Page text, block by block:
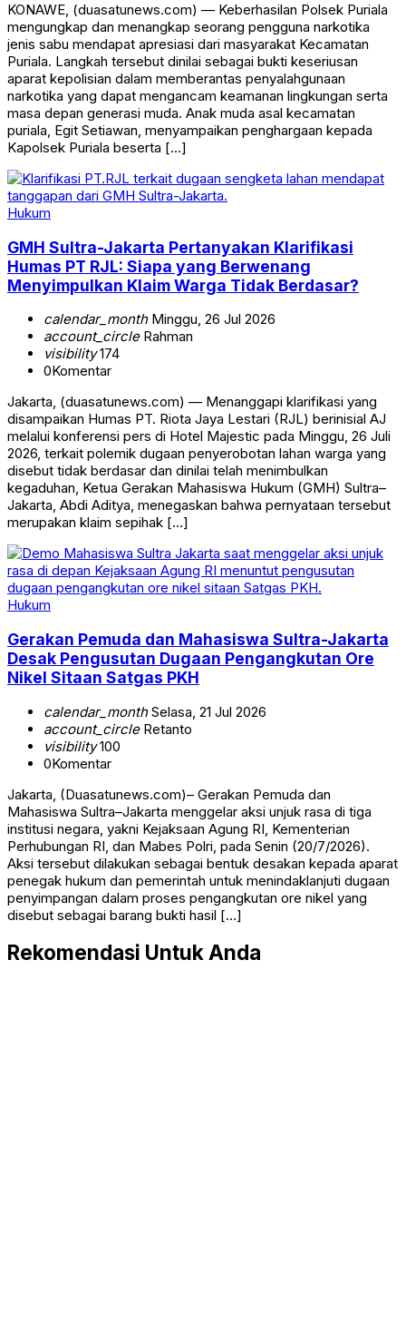
KONAWE, (duasatunews.com) — Keberhasilan Polsek Puriala
mengungkap dan menangkap seorang pengguna narkotika
jenis sabu mendapat apresiasi dari masyarakat Kecamatan
Puriala. Langkah tersebut dinilai sebagai bukti keseriusan
aparat kepolisian dalam memberantas penyalahgunaan
narkotika yang dapat mengancam keamanan lingkungan serta
masa depan generasi muda. Anak muda asal kecamatan
puriala, Egit Setiawan, menyampaikan penghargaan kepada
Kapolsek Puriala beserta […]
Hukum
GMH Sultra-Jakarta Pertanyakan Klarifikasi
Humas PT RJL: Siapa yang Berwenang
Menyimpulkan Klaim Warga Tidak Berdasar?
calendar_monthMinggu, 26 Jul 2026
account_circleRahman
visibility174
0Komentar
Jakarta, (duasatunews.com) — Menanggapi klarifikasi yang
disampaikan Humas PT. Riota Jaya Lestari (RJL) berinisial AJ
melalui konferensi pers di Hotel Majestic pada Minggu, 26 Juli
2026, terkait polemik dugaan penyerobotan lahan warga yang
disebut tidak berdasar dan dinilai telah menimbulkan
kegaduhan, Ketua Gerakan Mahasiswa Hukum (GMH) Sultra–
Jakarta, Abdi Aditya, menegaskan bahwa pernyataan tersebut
merupakan klaim sepihak […]
Hukum
Gerakan Pemuda dan Mahasiswa Sultra-Jakarta
Desak Pengusutan Dugaan Pengangkutan Ore
Nikel Sitaan Satgas PKH
calendar_monthSelasa, 21 Jul 2026
account_circleRetanto
visibility100
0Komentar
Jakarta, (Duasatunews.com)– Gerakan Pemuda dan
Mahasiswa Sultra–Jakarta menggelar aksi unjuk rasa di tiga
institusi negara, yakni Kejaksaan Agung RI, Kementerian
Perhubungan RI, dan Mabes Polri, pada Senin (20/7/2026).
Aksi tersebut dilakukan sebagai bentuk desakan kepada aparat
penegak hukum dan pemerintah untuk menindaklanjuti dugaan
penyimpangan dalam proses pengangkutan ore nikel yang
disebut sebagai barang bukti hasil […]
Rekomendasi Untuk Anda